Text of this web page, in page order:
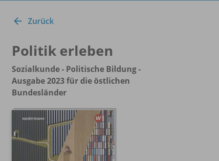
Zurück
Politik erleben
Sozialkunde - Politische Bildung -
Ausgabe 2023 für die östlichen
Bundesländer